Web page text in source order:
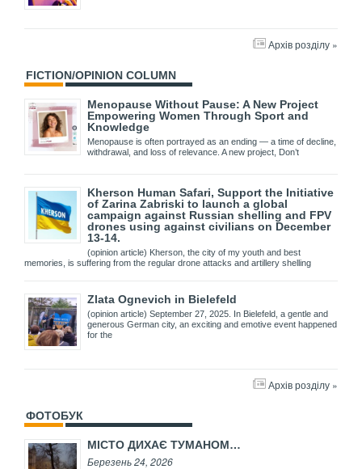
Архів розділу »
FICTION/OPINION COLUMN
Menopause Without Pause: A New Project
Empowering Women Through Sport and
Knowledge
Menopause is often portrayed as an ending — a time of decline,
withdrawal, and loss of relevance. A new project, Don’t
Kherson Human Safari, Support the Initiative
of Zarina Zabriski to launch a global
campaign against Russian shelling and FPV
drones using against civilians on December
13-14.
(opinion article) Kherson, the city of my youth and best
memories, is suffering from the regular drone attacks and artillery shelling
Zlata Ognevich in Bielefeld
(opinion article) September 27, 2025. In Bielefeld, a gentle and
generous German city, an exciting and emotive event happened
for the
Архів розділу »
ФОТОБУК
МІСТО ДИХАЄ ТУМАНОМ…
Березень 24, 2026